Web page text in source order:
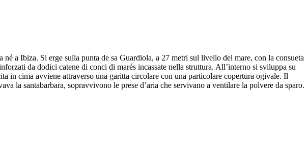
a Ibiza. Si erge sulla punta de sa Guardiola, a 27 metri sul livello del mare, con la consueta
da dodici catene di conci di marés incassate nella struttura. All’interno si sviluppa su
in cima avviene attraverso una garitta circolare con una particolare copertura ogivale. Il
la santabarbara, sopravvivono le prese d’aria che servivano a ventilare la polvere da sparo.